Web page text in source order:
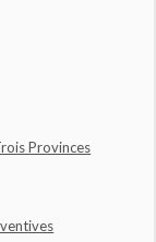
Provinces